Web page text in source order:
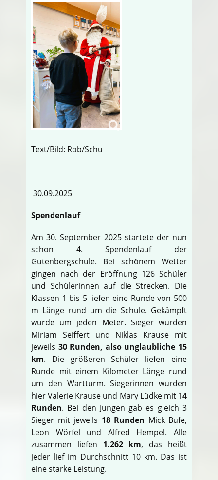
Text/Bild: Rob/Schu
30.09.2025
Spendenlauf
Am 30. September 2025 startete der nun
schon 4. Spendenlauf der
Gutenbergschule. Bei schönem Wetter
gingen nach der Eröffnung 126 Schüler
und Schülerinnen auf die Strecken. Die
Klassen 1 bis 5 liefen eine Runde von 500
m Länge rund um die Schule. Gekämpft
wurde um jeden Meter. Sieger wurden
Miriam Seiffert und Niklas Krause mit
jeweils 30 Runden, also unglaubliche 15
km. Die größeren Schüler liefen eine
Runde mit einem Kilometer Länge rund
um den Wartturm. Siegerinnen wurden
hier Valerie Krause und Mary Lüdke mit 14
Runden. Bei den Jungen gab es gleich 3
Sieger mit jeweils 18 Runden Mick Bufe,
Leon Wörfel und Alfred Hempel. Alle
zusammen liefen 1.262 km, das heißt
jeder lief im Durchschnitt 10 km. Das ist
eine starke Leistung.